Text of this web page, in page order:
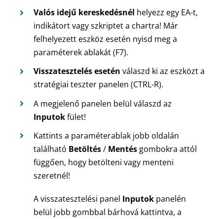
Valós idejű kereskedésnél helyezz egy EA-t,
indikátort vagy szkriptet a chartra! Már
felhelyezett eszköz esetén nyisd meg a
paraméterek ablakát (F7).
Visszatesztelés esetén válaszd ki az eszközt a
stratégiai teszter panelen (CTRL-R).
A megjelenő panelen belül válaszd az
Inputokfület!
Kattints a paraméterablak jobb oldalán
található Betöltés/ Mentés gombokra attól
függően, hogy betölteni vagy menteni
szeretnél!
A visszatesztelési panel Inputok panelén
belül jobb gombbal bárhová kattintva, a